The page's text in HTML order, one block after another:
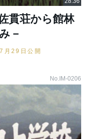
貫荘から館林
－
29日公開
No.IM-0206